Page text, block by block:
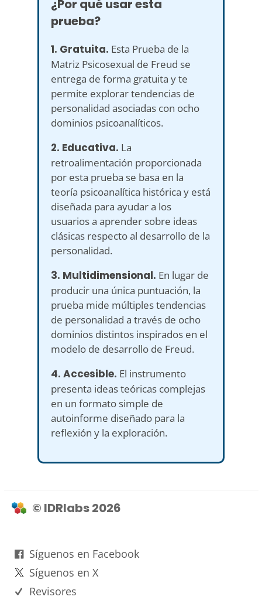
¿Por qué usar esta
prueba?
1. Gratuita. Esta Prueba de la
Matriz Psicosexual de Freud se
entrega de forma gratuita y te
permite explorar tendencias de
personalidad asociadas con ocho
dominios psicoanalíticos.
2. Educativa. La
retroalimentación proporcionada
por esta prueba se basa en la
teoría psicoanalítica histórica y está
diseñada para ayudar a los
usuarios a aprender sobre ideas
clásicas respecto al desarrollo de la
personalidad.
3. Multidimensional. En lugar de
producir una única puntuación, la
prueba mide múltiples tendencias
de personalidad a través de ocho
dominios distintos inspirados en el
modelo de desarrollo de Freud.
4. Accesible. El instrumento
presenta ideas teóricas complejas
en un formato simple de
autoinforme diseñado para la
reflexión y la exploración.
© IDRlabs 2026
Síguenos en Facebook
Síguenos en X
Revisores